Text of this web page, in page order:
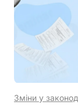
Зміни у